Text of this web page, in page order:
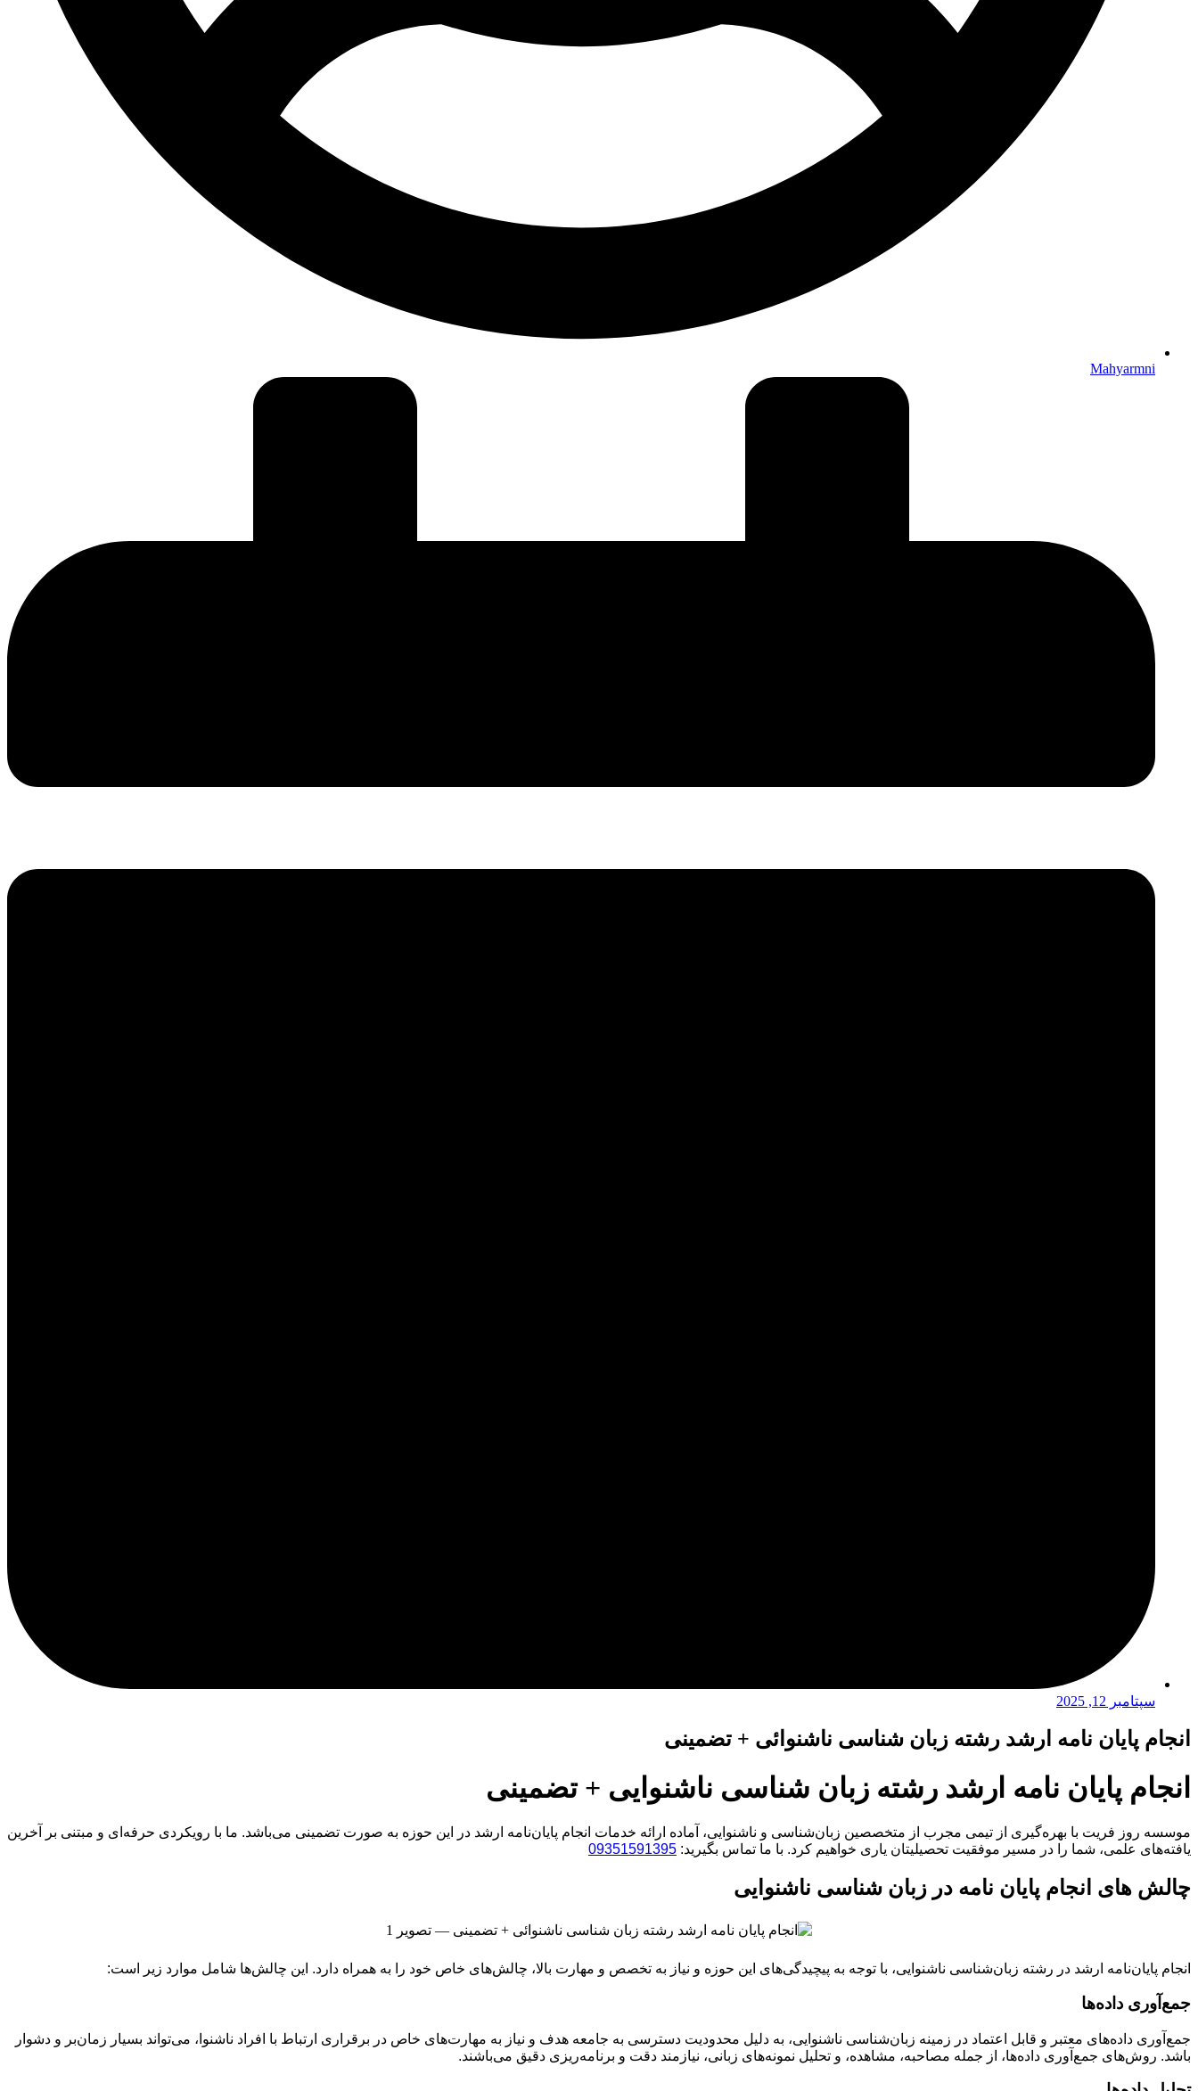
Mahyarmni
سپتامبر 12, 2025
انجام پایان نامه ارشد رشته زبان شناسی ناشنوائی + تضمینی
انجام پایان نامه ارشد رشته زبان شناسی ناشنوایی + تضمینی
موسسه روز فریت با بهره‌گیری از تیمی مجرب از متخصصین زبان‌شناسی و ناشنوایی، آماده ارائه خدمات انجام پایان‌نامه ارشد در این حوزه به صورت تضمینی می‌باشد. ما با رویکردی حرفه‌ای و مبتنی بر آخرین
یافته‌های علمی، شما را در مسیر موفقیت تحصیلیتان یاری خواهیم کرد. با ما تماس بگیرید: 09351591395
چالش های انجام پایان نامه در زبان شناسی ناشنوایی
انجام پایان‌نامه ارشد در رشته زبان‌شناسی ناشنوایی، با توجه به پیچیدگی‌های این حوزه و نیاز به تخصص و مهارت بالا، چالش‌های خاص خود را به همراه دارد. این چالش‌ها شامل موارد زیر است:
جمع‌آوری داده‌ها
جمع‌آوری داده‌های معتبر و قابل اعتماد در زمینه زبان‌شناسی ناشنوایی، به دلیل محدودیت دسترسی به جامعه هدف و نیاز به مهارت‌های خاص در برقراری ارتباط با افراد ناشنوا، می‌تواند بسیار زمان‌بر و دشوار
باشد. روش‌های جمع‌آوری داده‌ها، از جمله مصاحبه، مشاهده، و تحلیل نمونه‌های زبانی، نیازمند دقت و برنامه‌ریزی دقیق می‌باشند.